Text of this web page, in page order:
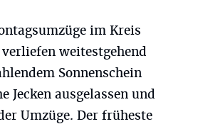
im Kreis
weitestgehend
Sonnenschein
Jecken ausgelassen und
Umzüge. Der früheste